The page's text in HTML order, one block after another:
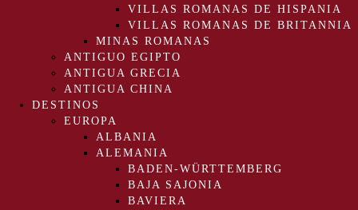
VILLAS ROMANAS DE HISPANIA
VILLAS ROMANAS DE BRITANNIA
MINAS ROMANAS
ANTIGUO EGIPTO
ANTIGUA GRECIA
ANTIGUA CHINA
DESTINOS
EUROPA
ALBANIA
ALEMANIA
BADEN-WÜRTTEMBERG
BAJA SAJONIA
BAVIERA